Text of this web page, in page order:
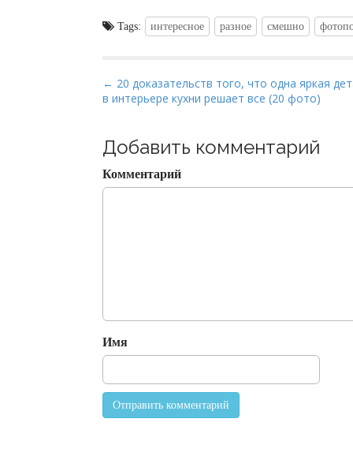
Tags: интересное разное смешно
P
o
t
n
a
n
← 20 доказательств того, что одна яркая
в интерьере кухни решает все (20 фото)
Добавить комментарий
Комментарий
Имя